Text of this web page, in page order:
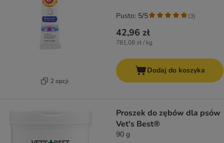
2 opcji
42,96 zł
781,08 zł / kg
Pusto: 5/5 (3)
Dodaj do koszyka
Proszek do zębów dla psów
Vet's Best®
90 g